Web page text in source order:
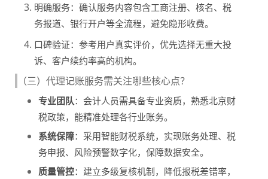
明确服务：确认服务内容包含工商注册、核名、税
务报道、银行开户等全流程，避免隐形收费。
口碑验证：参考用户真实评价，优先选择无重大投
诉、客户续约率高的机构。
（三）代理记账服务需关注哪些核心点？
专业团队：会计人员需具备专业资质，熟悉北京财
税政策，能精准处理各行业账务。
系统保障：采用智能财税系统，实现账务处理、税
务申报、风险预警数字化，保障数据安全。
质量管控：建立多级复核机制，降低报税差错率，